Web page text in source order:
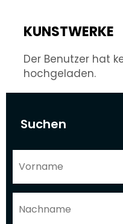
Suchen
KUNSTWERKE
Der Benutzer hat
hochgeladen.